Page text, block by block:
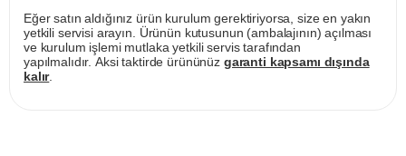
Eğer satın aldığınız ürün kurulum gerektiriyorsa, size en yakın
yetkili servisi arayın. Ürünün kutusunun (ambalajının) açılması
ve kurulum işlemi mutlaka yetkili servis tarafından
yapılmalıdır. Aksi taktirde ürününüz garanti kapsamı dışında
kalır.